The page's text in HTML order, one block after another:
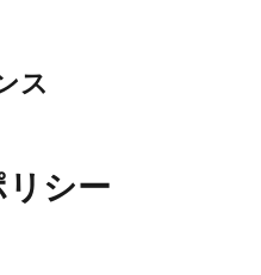
ス
シー